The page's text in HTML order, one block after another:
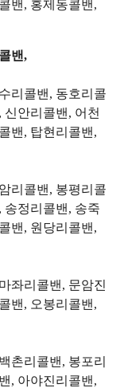
밴, 홍제동콜밴,
밴,
리콜밴, 동호리콜
안리콜밴, 어천
밴, 탑현리콜밴,
리콜밴, 봉평리콜
송정리콜밴, 송죽
밴, 원당리콜밴,
좌리콜밴, 문암진
밴, 오봉리콜밴,
촌리콜밴, 봉포리
, 아야진리콜밴,